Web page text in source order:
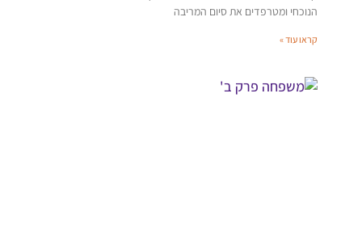
הנוכחי ומטרפדים את סיום המריבה
קראו עוד »